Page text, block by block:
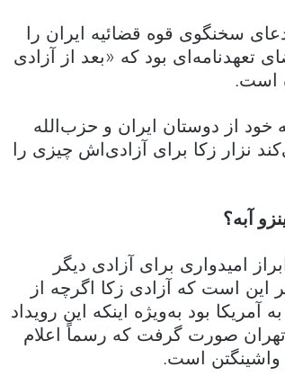
سخنگوی قوه قضائیه ایران را
بود که «بعد از آزادی
است.
از دوستان ایران و حزب‌الله
نزار زکا برای آزادی‌اش چیزی را
آبه؟
امیدواری برای آزادی دیگر
این است که آزادی زکا اگرچه از
آمریکا بود به‌ویژه اینکه این رویداد
تهران صورت گرفت که رسماً اعلام
واشینگتن است.